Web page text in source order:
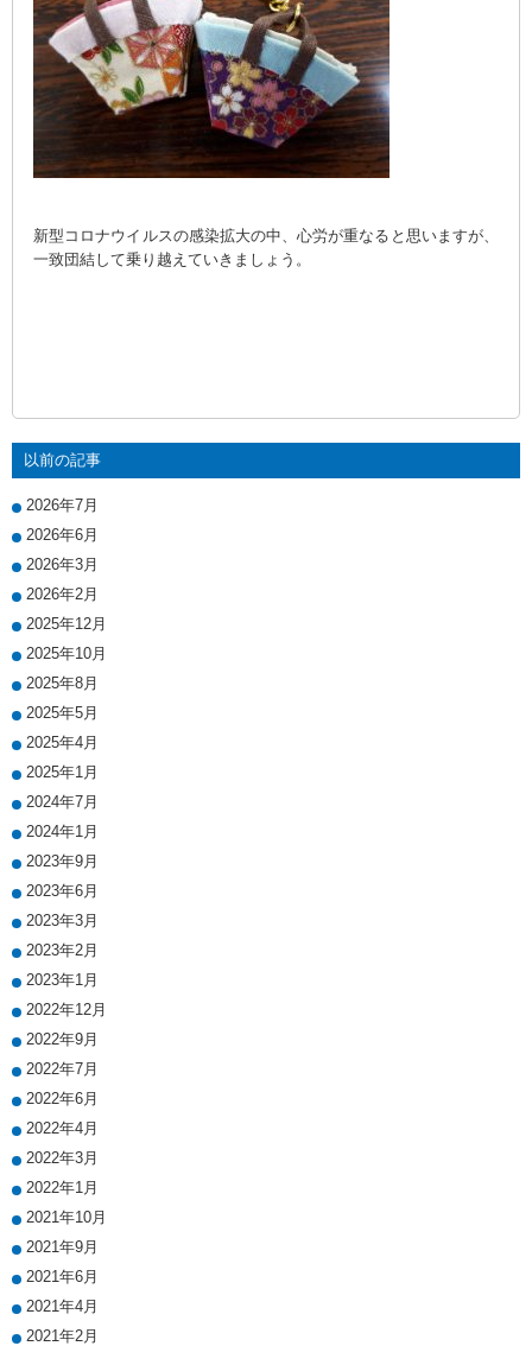
新型コロナウイルスの感染拡大の中、心労が重なると思いますが、
一致団結して乗り越えていきましょう。
以前の記事
2026年7月
2026年6月
2026年3月
2026年2月
2025年12月
2025年10月
2025年8月
2025年5月
2025年4月
2025年1月
2024年7月
2024年1月
2023年9月
2023年6月
2023年3月
2023年2月
2023年1月
2022年12月
2022年9月
2022年7月
2022年6月
2022年4月
2022年3月
2022年1月
2021年10月
2021年9月
2021年6月
2021年4月
2021年2月